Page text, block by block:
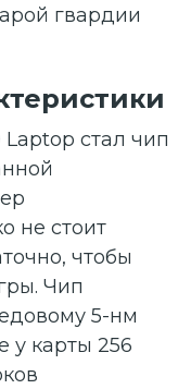
гвардии
стал чип
не стоит
чтобы
Чип
5-нм
у карты 256